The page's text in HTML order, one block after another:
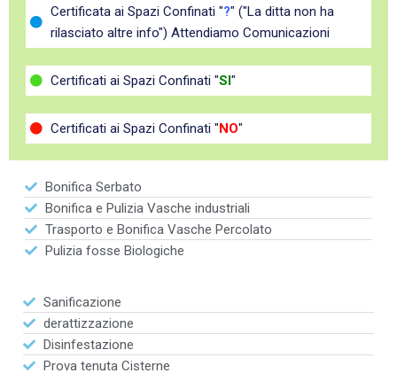
Certificata ai Spazi Confinati "?" ("La ditta non ha
rilasciato altre info") Attendiamo Comunicazioni
Certificati ai Spazi Confinati "SI "
Certificati ai Spazi Confinati " NO"
Bonifica Serbato
Bonifica e Pulizia Vasche industriali
Trasporto e Bonifica Vasche Percolato
Pulizia fosse Biologiche
Sanificazione
derattizzazione
Disinfestazione
Prova tenuta Cisterne